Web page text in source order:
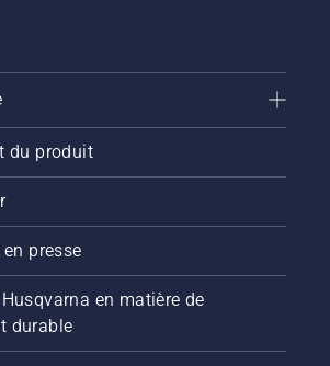
du produit
presse
en matière de
durable